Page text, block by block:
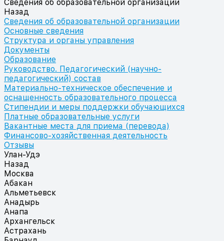
Сведения об образовательной организации
Назад
Сведения об образовательной организации
Основные сведения
Структура и органы управления
Документы
Образование
Руководство. Педагогический (научно-
педагогический) состав
Материально-техническое обеспечение и
оснащенность образовательного процесса
Стипендии и меры поддержки обучающихся
Платные образовательные услуги
Вакантные места для приема (перевода)
Финансово-хозяйственная деятельность
Отзывы
Улан-Удэ
Назад
Москва
Абакан
Альметьевск
Анадырь
Анапа
Архангельск
Астрахань